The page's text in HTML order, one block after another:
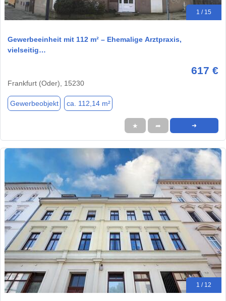
1 / 15
Gewerbeeinheit mit 112 m² – Ehemalige Arztpraxis,
vielseitig…
617 €
Frankfurt (Oder), 15230
Gewerbeobjekt ca. 112,14 m²
★ ➦ ➜
1 / 12